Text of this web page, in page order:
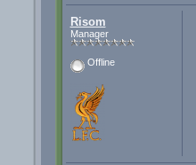
Risom
Manager
Offline